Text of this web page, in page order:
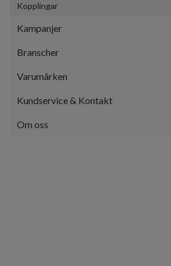
Kopplingar
Kampanjer
Branscher
Varumärken
Kundservice & Kontakt
Om oss